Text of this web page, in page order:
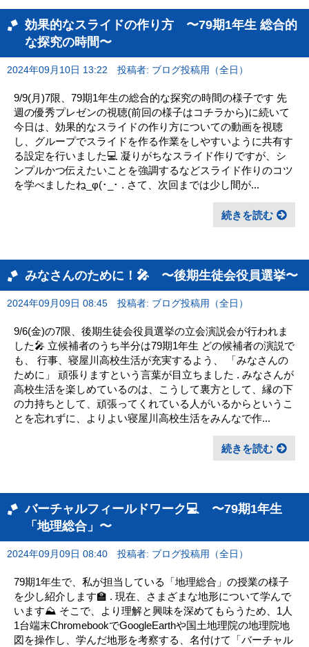
効果的なスライドの作り方 〜79期1年生 総合的
な探究の時間〜
2024年09月10日 13:22 投稿者: ブログ投稿用（全日）
9/9(月)7限、79期1年生の総合的な探究の時間の様子です 先
週の優秀プレゼンの視聴(前回の様子はコチラから)に続いて
今日は、効果的なスライドの作り方についての動画を視聴
し、グループでスライドを作る作業をしやすいように共有す
る設定を行いました💻 凝りがちなスライド作りですが、シ
ンプルかつ伝えたいことを強調するなどスライド作りのコツ
を学べましたね_φ(･_･ . さて、次回までは少し間が...
続きを読む
みなさんのために！🎤 〜後期生徒会役員選挙〜
2024年09月09日 08:45 投稿者: ブログ投稿用（全日）
9/6(金)の7限、後期生徒会役員選挙の立会演説会が行われま
した🎤 立候補者のうち半分は79期1年生 どの候補者の演説で
も、 行事、寝屋川高校生活が充実するよう、 「みなさんの
ために」 頑張りますという言葉が目立ちました . みなさんが
高校生活を楽しめているのは、こうして裏方として、縁の下
の力持ちとして、頑張ってくれている人がいるからというこ
とを忘れずに、よりよい寝屋川高校生活をみんなで作...
続きを読む
バーチャルフィールドワーク💻 〜79期1年生
「地理総合」〜
2024年09月09日 08:40 投稿者: ブログ投稿用（全日）
79期1年生で、私が担当している「地理総合」の授業の様子
を少し紹介します🏫 . 現在、さまざまな地形について学んで
います⛰️ そこで、より理解と興味を深めてもらうため、1人
1台端末ChromebookでGoogleEarthや国土地理院の地理院地
図を操作し、学んだ地形を考察する、名付けて「バーチャル